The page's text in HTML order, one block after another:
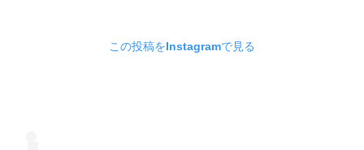
この投稿をInstagramで見る